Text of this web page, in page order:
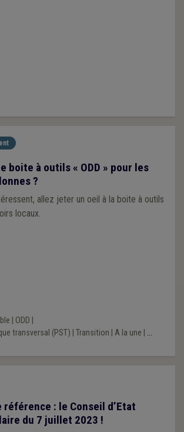
boite à outils « ODD » pour les
?
allez jeter un oeil à la boite à outils
locaux.
ODD
transversal (PST) Transition A la une ...
référence : le Conseil d’Etat
du 7 juillet 2023 !